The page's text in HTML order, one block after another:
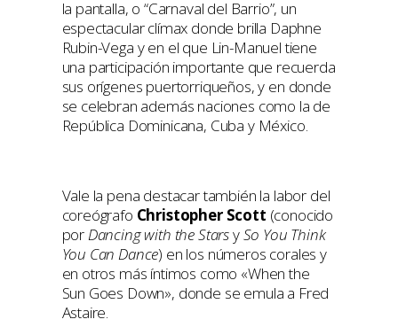
la pantalla, o “Carnaval del Barrio”, un
espectacular clímax donde brilla Daphne
Rubin-Vega y en el que Lin-Manuel tiene
una participación importante que recuerda
sus orígenes puertorriqueños, y en donde
se celebran además naciones como la de
República Dominicana, Cuba y México.
Vale la pena destacar también la labor del
coreógrafo Christopher Scott (conocido
porDancing with the StarsySo You Think
You Can Dance) en los números corales y
en otros más íntimos como «When the
Sun Goes Down», donde se emula a Fred
Astaire.